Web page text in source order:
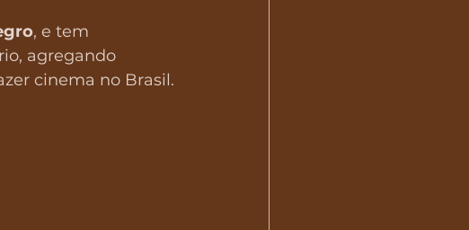
, e tem
agregando
cinema no Brasil.